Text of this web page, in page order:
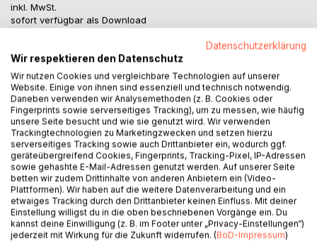
inkl. MwSt.
sofort verfügbar als Download
Auf die Merkliste
Titel bewerten
BESCHREIBUNG
Datenschutzerklärung
Wir respektieren den Datenschutz
Wir nutzen Cookies und vergleichbare Technologien auf unserer
Website. Einige von ihnen sind essenziell und technisch notwendig.
Daneben verwenden wir Analysemethoden (z. B. Cookies oder
Fingerprints sowie serverseitiges Tracking), um zu messen, wie häufig
unsere Seite besucht und wie sie genutzt wird. Wir verwenden
Trackingtechnologien zu Marketingzwecken und setzen hierzu
serverseitiges Tracking sowie auch Drittanbieter ein, wodurch ggf.
geräteübergreifend Cookies, Fingerprints, Tracking-Pixel, IP-Adressen
sowie gehashte E-Mail-Adressen genutzt werden. Auf unserer Seite
betten wir zudem Drittinhalte von anderen Anbietern ein (Video-
Plattformen). Wir haben auf die weitere Datenverarbeitung und ein
etwaiges Tracking durch den Drittanbieter keinen Einfluss. Mit deiner
Einstellung willigst du in die oben beschriebenen Vorgänge ein. Du
kannst deine Einwilligung (z. B. im Footer unter „Privacy-Einstellungen“)
jederzeit mit Wirkung für die Zukunft widerrufen. (BoD-Impressum)